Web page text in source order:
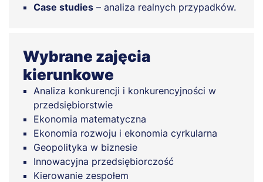
Case studies – analiza realnych przypadków.
Wybrane zajęcia
kierunkowe
Analiza konkurencji i konkurencyjności w
przedsiębiorstwie
Ekonomia matematyczna
Ekonomia rozwoju i ekonomia cyrkularna
Geopolityka w biznesie
Innowacyjna przedsiębiorczość
Kierowanie zespołem